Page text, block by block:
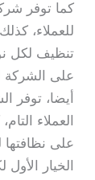
كما توفر
للعملاء،
تنظيف لكل
على الشركة
أيضا، توفر
العملاء
على
الخيار